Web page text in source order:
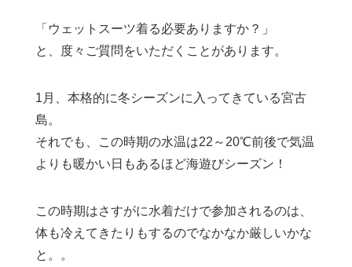
「ウェットスーツ着る必要ありますか？」
と、度々ご質問をいただくことがあります。
1月、本格的に冬シーズンに入ってきている宮古
島。
それでも、この時期の水温は22～20℃前後で気温
よりも暖かい日もあるほど海遊びシーズン！
この時期はさすがに水着だけで参加されるのは、
体も冷えてきたりもするのでなかなか厳しいかな
と。。